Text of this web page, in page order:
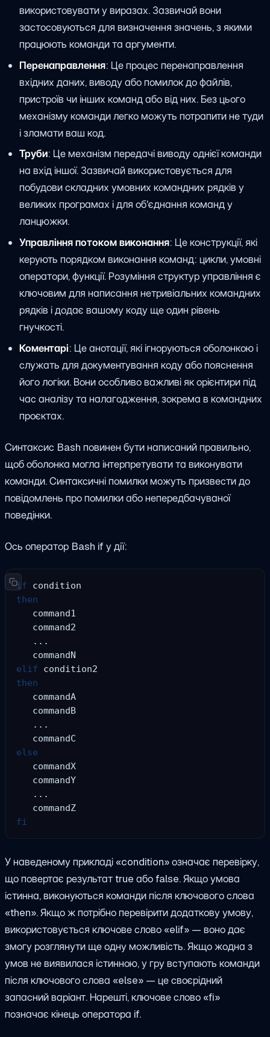
використовувати у виразах. Зазвичай вони
застосовуються для визначення значень, з якими
працюють команди та аргументи.
Перенаправлення: Це процес перенаправлення
вхідних даних, виводу або помилок до файлів,
пристроїв чи інших команд або від них. Без цього
механізму команди легко можуть потрапити не туди
і зламати ваш код.
Труби: Це механізм передачі виводу однієї команди
на вхід іншої. Зазвичай використовується для
побудови складних умовних командних рядків у
великих програмах і для об'єднання команд у
ланцюжки.
Управління потоком виконання: Це конструкції, які
керують порядком виконання команд: цикли, умовні
оператори, функції. Розуміння структур управління є
ключовим для написання нетривіальних командних
рядків і додає вашому коду ще один рівень
гнучкості.
Коментарі: Це анотації, які ігноруються оболонкою і
служать для документування коду або пояснення
його логіки. Вони особливо важливі як орієнтири під
час аналізу та налагодження, зокрема в командних
проєктах.
Синтаксис Bash повинен бути написаний правильно,
щоб оболонка могла інтерпретувати та виконувати
команди. Синтаксичні помилки можуть призвести до
повідомлень про помилки або непередбачуваної
поведінки.
Ось оператор Bash if у дії:
if
then
command1
command2
...
elif
then
commandA
commandB
...
else
commandX
commandY
...
fi
У наведеному прикладі «condition» означає перевірку,
що повертає результат true або false. Якщо умова
істинна, виконуються команди після ключового слова
«then». Якщо ж потрібно перевірити додаткову умову,
використовується ключове слово «elif» — воно дає
змогу розглянути ще одну можливість. Якщо жодна з
умов не виявилася істинною, у гру вступають команди
після ключового слова «else» — це своєрідний
запасний варіант. Нарешті, ключове слово «fi»
позначає кінець оператора if.